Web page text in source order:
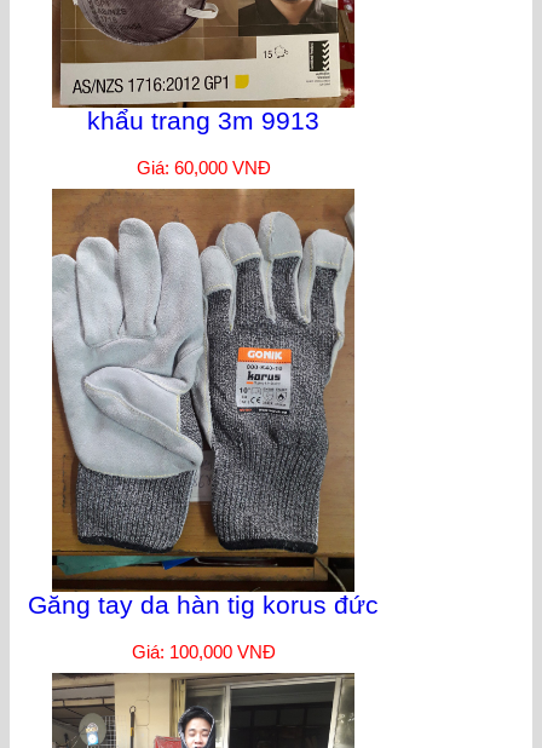
khẩu trang 3m 9913
Giá: 60,000 VNĐ
Găng tay da hàn tig korus đức
Giá: 100,000 VNĐ